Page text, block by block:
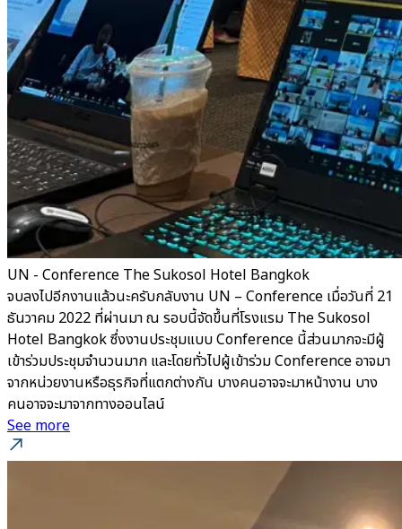
UN - Conference The Sukosol Hotel Bangkok
จบลงไปอีกงานแล้วนะครับกลับงาน UN – Conference เมื่อวันที่ 21
ธันวาคม 2022 ที่ผ่านมา ณ รอบนี้จัดขึ้นที่โรงแรม The Sukosol
Hotel Bangkok ซึ่งงานประชุมแบบ Conference นี้ส่วนมากจะมีผู้
เข้าร่วมประชุมจำนวนมาก และโดยทั่วไปผู้เข้าร่วม Conference อาจมา
จากหน่วยงานหรือธุรกิจที่แตกต่างกัน บางคนอาจจะมาหน้างาน บาง
คนอาจจะมาจากทางออนไลน์
See more